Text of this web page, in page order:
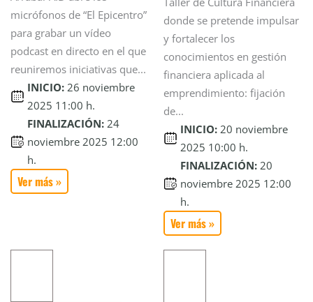
micrófonos de “El Epicentro”
para grabar un vídeo
podcast en directo en el que
reuniremos iniciativas que...
INICIO: 26 noviembre
2025 11:00 h.
FINALIZACIÓN: 24
noviembre 2025 12:00
h.
Ver más »
donde se pretende impulsar
y fortalecer los
conocimientos en gestión
financiera aplicada al
emprendimiento: fijación
de...
INICIO: 20 noviembre
2025 10:00 h.
FINALIZACIÓN: 20
noviembre 2025 12:00
h.
Ver más »